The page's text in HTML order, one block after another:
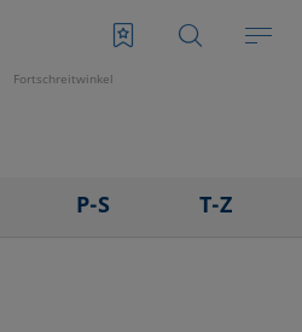
Fortschreitwinkel
P-S T-Z